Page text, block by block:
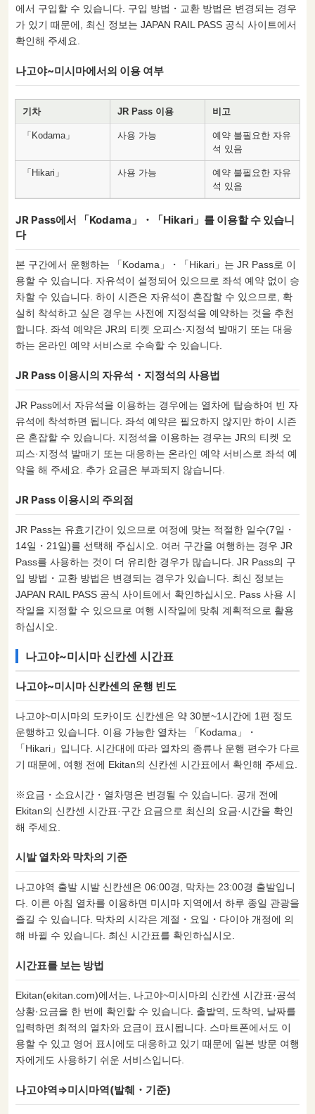
에서 구입할 수 있습니다. 구입 방법・교환 방법은 변경되는 경우
가 있기 때문에, 최신 정보는 JAPAN RAIL PASS 공식 사이트에서
확인해 주세요.
나고야~미시마에서의 이용 여부
기차 JR Pass 이용 비고
「Kodama」 사용 가능
예약 불필요한 자유
석 있음
「Hikari」 사용 가능
예약 불필요한 자유
석 있음
JR Pass에서 「Kodama」・「Hikari」를 이용할 수 있습니
다
본 구간에서 운행하는 「Kodama」・「Hikari」는 JR Pass로 이
용할 수 있습니다. 자유석이 설정되어 있으므로 좌석 예약 없이 승
차할 수 있습니다. 하이 시즌은 자유석이 혼잡할 수 있으므로, 확
실히 착석하고 싶은 경우는 사전에 지정석을 예약하는 것을 추천
합니다. 좌석 예약은 JR의 티켓 오피스·지정석 발매기 또는 대응
하는 온라인 예약 서비스로 수속할 수 있습니다.
JR Pass 이용시의 자유석・지정석의 사용법
JR Pass에서 자유석을 이용하는 경우에는 열차에 탑승하여 빈 자
유석에 착석하면 됩니다. 좌석 예약은 필요하지 않지만 하이 시즌
은 혼잡할 수 있습니다. 지정석을 이용하는 경우는 JR의 티켓 오
피스·지정석 발매기 또는 대응하는 온라인 예약 서비스로 좌석 예
약을 해 주세요. 추가 요금은 부과되지 않습니다.
JR Pass 이용시의 주의점
JR Pass는 유효기간이 있으므로 여정에 맞는 적절한 일수(7일・
14일・21일)를 선택해 주십시오. 여러 구간을 여행하는 경우 JR
Pass를 사용하는 것이 더 유리한 경우가 많습니다. JR Pass의 구
입 방법・교환 방법은 변경되는 경우가 있습니다. 최신 정보는
JAPAN RAIL PASS 공식 사이트에서 확인하십시오. Pass 사용 시
작일을 지정할 수 있으므로 여행 시작일에 맞춰 계획적으로 활용
하십시오.
나고야~미시마 신칸센 시간표
나고야~미시마 신칸센의 운행 빈도
나고야~미시마의 도카이도 신칸센은 약 30분~1시간에 1편 정도
운행하고 있습니다. 이용 가능한 열차는 「Kodama」・
「Hikari」입니다. 시간대에 따라 열차의 종류나 운행 편수가 다르
기 때문에, 여행 전에 Ekitan의 신칸센 시간표에서 확인해 주세요.
※요금・소요시간・열차명은 변경될 수 있습니다. 공개 전에
Ekitan의 신칸센 시간표·구간 요금으로 최신의 요금·시간을 확인
해 주세요.
시발 열차와 막차의 기준
나고야역 출발 시발 신칸센은 06:00경, 막차는 23:00경 출발입니
다. 이른 아침 열차를 이용하면 미시마 지역에서 하루 종일 관광을
즐길 수 있습니다. 막차의 시각은 계절・요일・다이아 개정에 의
해 바뀔 수 있습니다. 최신 시간표를 확인하십시오.
시간표를 보는 방법
Ekitan(ekitan.com)에서는, 나고야~미시마의 신칸센 시간표·공석
상황·요금을 한 번에 확인할 수 있습니다. 출발역, 도착역, 날짜를
입력하면 최적의 열차와 요금이 표시됩니다. 스마트폰에서도 이
용할 수 있고 영어 표시에도 대응하고 있기 때문에 일본 방문 여행
자에게도 사용하기 쉬운 서비스입니다.
나고야역⇒미시마역(발췌・기준)